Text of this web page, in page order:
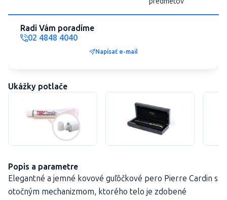
Radi Vám poradíme
02 4848 4040
Napísať e-mail
Ukážky potlače
Popis a parametre
Elegantné a jemné kovové guľôčkové pero Pierre Cardin s
otočným mechanizmom, ktorého telo je zdobené